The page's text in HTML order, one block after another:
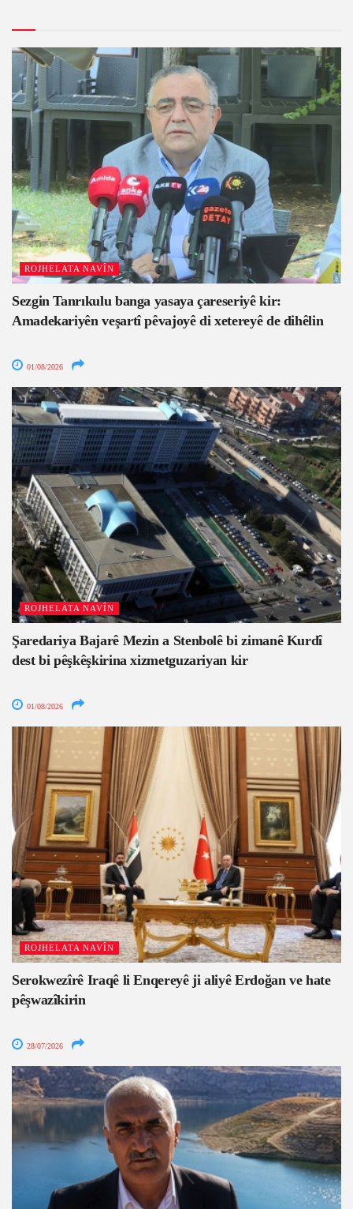
ROJHELATA NAVÎN
Sezgin Tanrıkulu banga yasaya çareseriyê kir:
Amadekariyên veşartî pêvajoyê di xetereyê de dihêlin
01/08/2026
ROJHELATA NAVÎN
Şaredariya Bajarê Mezin a Stenbolê bi zimanê Kurdî
dest bi pêşkêşkirina xizmetguzariyan kir
01/08/2026
ROJHELATA NAVÎN
Serokwezîrê Iraqê li Enqereyê ji aliyê Erdoğan ve hate
pêşwazîkirin
28/07/2026